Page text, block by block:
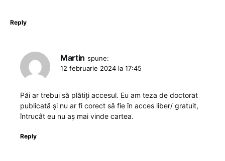
Reply
Martin spune:
12 februarie 2024 la 17:45
Păi ar trebui să plătiți accesul. Eu am teza de doctorat
publicată și nu ar fi corect să fie în acces liber/ gratuit,
întrucât eu nu aș mai vinde cartea.
Reply